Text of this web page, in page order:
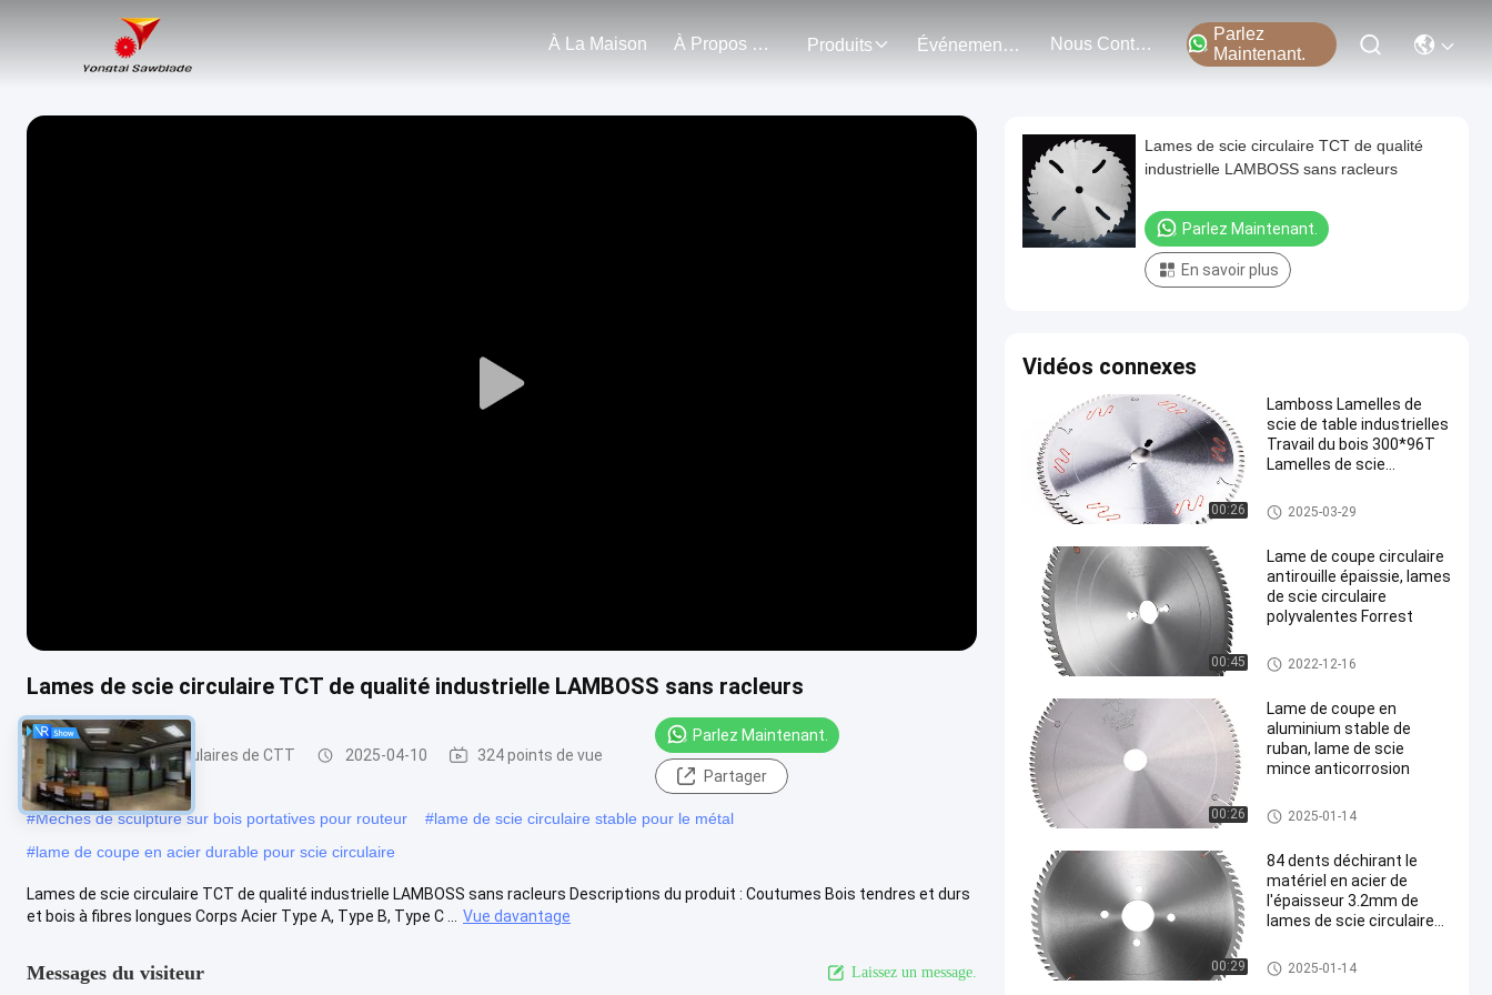
À La Maison À Propos De Nous Produits Événements Nous Contacter
Parlez
Maintenant.
Play
Lames de scie circulaire TCT de qualité industrielle LAMBOSS sans racleurs
Lames de scies circulaires de CTT 2025-04-10 324 points de vue
Parlez Maintenant.
Partager
#Mèches de sculpture sur bois portatives pour routeur #lame de scie circulaire stable pour le métal
#lame de coupe en acier durable pour scie circulaire
Lames de scie circulaire TCT de qualité industrielle LAMBOSS sans racleurs Descriptions du produit : Coutumes Bois tendres et durs
et bois à fibres longues Corps Acier Type A, Type B, Type C ...
Vue davantage
Messages du visiteur Laissez un message.
Lames de scie circulaire TCT de qualité
industrielle LAMBOSS sans racleurs
Parlez Maintenant.
En savoir plus
Vidéos connexes
00:26
Lamboss Lamelles de
scie de table industrielles
Travail du bois 300*96T
Lamelles de scie
Lames de scies circulaires de
CTT
2025-03-29
00:45
Lame de coupe circulaire
antirouille épaissie, lames
de scie circulaire
polyvalentes Forrest
Lames de scies circulaires de
CTT
2022-12-16
00:26
Lame de coupe en
aluminium stable de
ruban, lame de scie
mince anticorrosion
Lames de scies circulaires de
CTT
2025-01-14
00:29
84 dents déchirant le
matériel en acier de
l'épaisseur 3.2mm de
lames de scie circulaire
Lames de scies circulaires de
CTT
2025-01-14